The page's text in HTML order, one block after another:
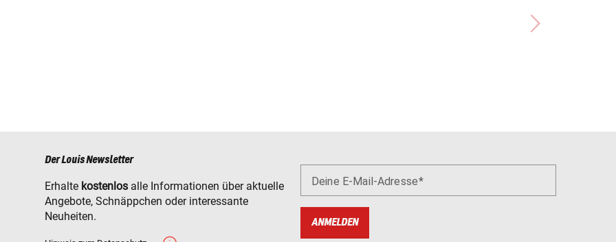
Der Louis Newsletter
Erhalte kostenlos alle Informationen über aktuelle
Angebote, Schnäppchen oder interessante
Neuheiten.
Deine E-Mail-Adresse
ANMELDEN